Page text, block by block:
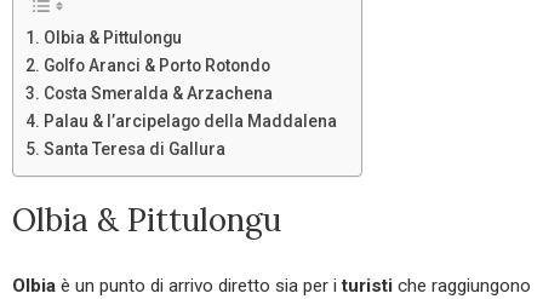
Olbia & Pittulongu
Golfo Aranci & Porto Rotondo
Costa Smeralda & Arzachena
Palau & l’arcipelago della Maddalena
Santa Teresa di Gallura
Olbia & Pittulongu
Olbia è un punto di arrivo diretto sia per ituristi che raggiungono